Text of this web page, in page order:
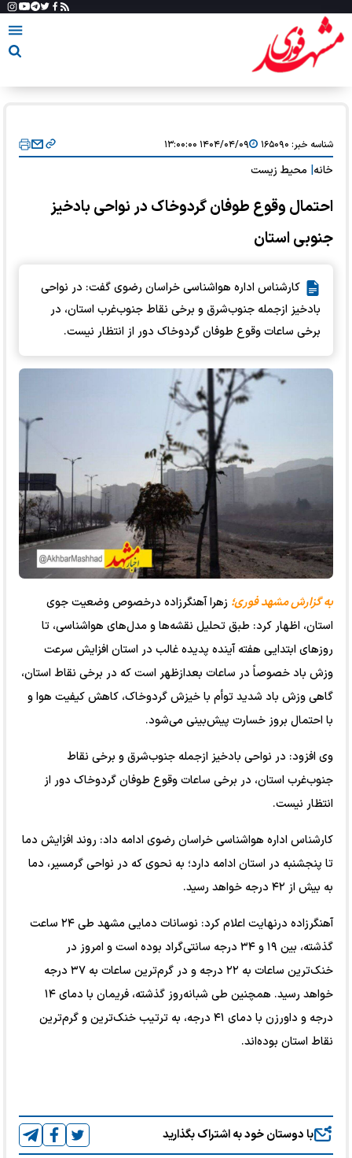
شناسه خبر: ۱۶۵۰۹۰ ۱۴۰۴/۰۴/۰۹ ۱۳:۰۰:۰۰
خانه محیط زیست
احتمال وقوع طوفان گردوخاک در نواحی بادخیز
جنوبی استان
کارشناس اداره هواشناسی خراسان رضوی گفت: در نواحی
بادخیز ازجمله جنوب‌شرق و برخی نقاط جنوب‌غرب استان، در
برخی ساعات وقوع طوفان گردوخاک دور از انتظار نیست.
به گزارش مشهد فوری؛ زهرا آهنگرزاده درخصوص وضعیت جوی
استان، اظهار کرد: طبق تحلیل نقشه‌ها و مدل‌های هواشناسی، تا
روز‌های ابتدایی هفته آینده پدیده غالب در استان افزایش سرعت
وزش باد خصوصاً در ساعات بعدازظهر است که در برخی نقاط استان،
گاهی وزش باد شدید توأم با خیزش گردوخاک، کاهش کیفیت هوا و
با احتمال بروز خسارت پیش‌بینی می‌شود.
وی افزود: در نواحی بادخیز ازجمله جنوب‌شرق و برخی نقاط
جنوب‌غرب استان، در برخی ساعات وقوع طوفان گردوخاک دور از
انتظار نیست.
کارشناس اداره هواشناسی خراسان رضوی ادامه داد: روند افزایش دما
تا پنجشنبه در استان ادامه دارد؛ به نحوی که در نواحی گرمسیر، دما
به بیش از ۴۲ درجه خواهد رسید.
آهنگرزاده درنهایت اعلام کرد: نوسانات دمایی مشهد طی ۲۴ ساعت
گذشته، بین ۱۹ و ۳۴ درجه سانتی‌گراد بوده است و امروز در
خنک‌ترین ساعات به ۲۲ درجه و در گرم‌ترین ساعات به ۳۷ درجه
خواهد رسید. همچنین طی شبانه‌روز گذشته، فریمان با دمای ۱۴
درجه و داورزن با دمای ۴۱ درجه، به ترتیب خنک‌ترین و گرم‌ترین
نقاط استان بوده‌اند.
با دوستان خود به اشتراک بگذارید